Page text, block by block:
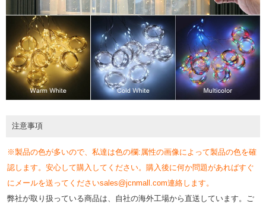
注意事項
※製品の色が多いので、私達は色の欄:属性の画像によって製品の色を確
認します。安心して購入してください。購入後に何か問題があればすぐ
にメールを送ってくださいsales@jcnmall.com連絡します。
弊社が取り扱っている商品は、自社の海外工場から直送しています。ご